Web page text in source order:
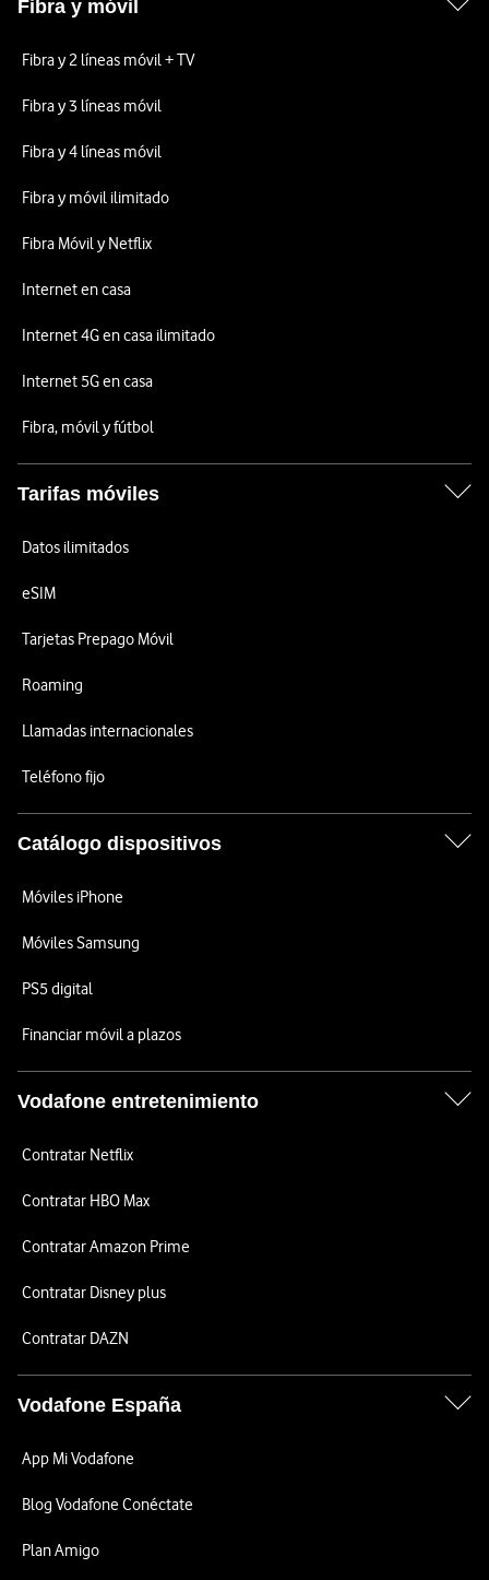
Fibra y móvil
Fibra y 2 líneas móvil + TV
Fibra y 3 líneas móvil
Fibra y 4 líneas móvil
Fibra y móvil ilimitado
Fibra Móvil y Netflix
Internet en casa
Internet 4G en casa ilimitado
Internet 5G en casa
Fibra, móvil y fútbol
Tarifas móviles
Datos ilimitados
eSIM
Tarjetas Prepago Móvil
Roaming
Llamadas internacionales
Teléfono fijo
Catálogo dispositivos
Móviles iPhone
Móviles Samsung
PS5 digital
Financiar móvil a plazos
Vodafone entretenimiento
Contratar Netflix
Contratar HBO Max
Contratar Amazon Prime
Contratar Disney plus
Contratar DAZN
Vodafone España
App Mi Vodafone
Blog Vodafone Conéctate
Plan Amigo